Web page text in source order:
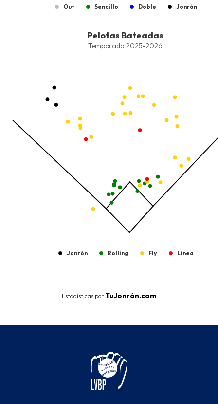
Out Sencillo Doble Jonrón
Combination chart with 8 data series.
The chart has 1 X axis displaying values. Data ranges from -
The chart has 1 Y axis displaying values. Data ranges from -
Pelotas Bateadas
Temporada 2025-2026
Jonrón Rolling Fly Linea
Estadísticas por TuJonrón.com